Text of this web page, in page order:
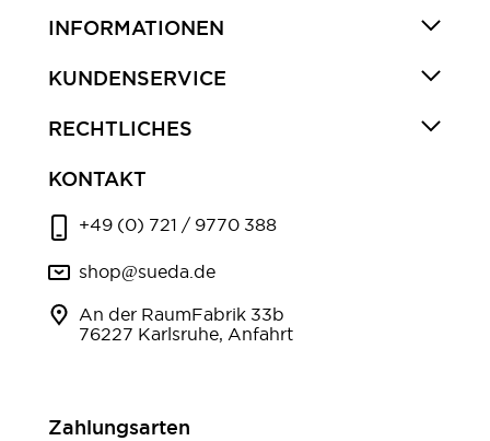
INFORMATIONEN
KUNDENSERVICE
RECHTLICHES
KONTAKT
+49 (0) 721 / 9770 388
shop@sueda.de
An der RaumFabrik 33b
76227 Karlsruhe, Anfahrt
Zahlungsarten